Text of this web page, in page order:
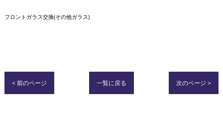
フロントガラス交換(その他ガラス)
< 前のページ 一覧に戻る 次のページ >